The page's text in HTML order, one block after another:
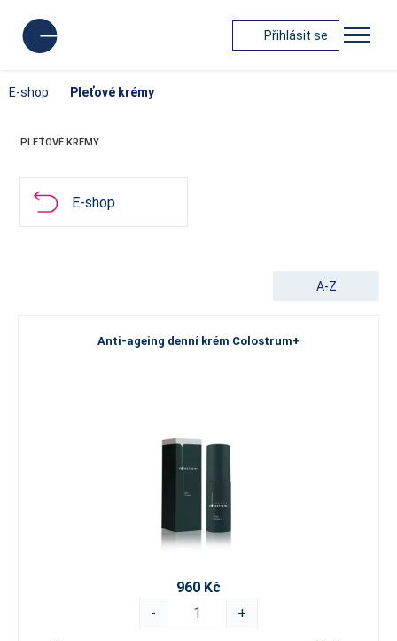
Přihlásit se
E-shop Pleťové krémy
PLEŤOVÉ KRÉMY
E-shop
A-Z
Anti-ageing denní krém Colostrum+
960 Kč
-
+